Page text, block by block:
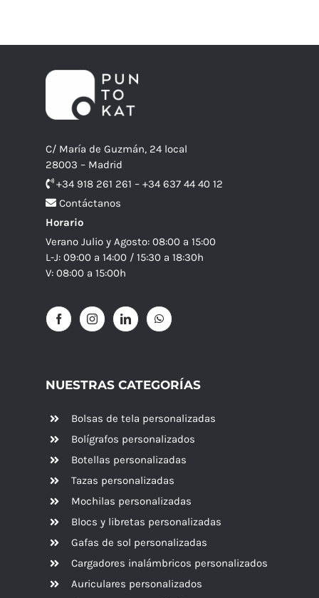
C/ María de Guzmán, 24 local
28003 – Madrid
+34 918 261 261 – +34 637 44 40 12
Contáctanos
Horario
Verano Julio y Agosto: 08:00 a 15:00
L-J: 09:00 a 14:00 / 15:30 a 18:30h
V: 08:00 a 15:00h
NUESTRAS CATEGORÍAS
Bolsas de tela personalizadas
Bolígrafos personalizados
Botellas personalizadas
Tazas personalizadas
Mochilas personalizadas
Blocs y libretas personalizadas
Gafas de sol personalizadas
Cargadores inalámbricos personalizados
Auriculares personalizados